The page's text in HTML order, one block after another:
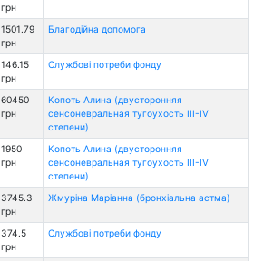
грн
1501.79
грн
Благодійна допомога
146.15
грн
Службові потреби фонду
60450
грн
Копоть Алина (двусторонняя
сенсоневральная тугоухость ІІІ-ІV
степени)
1950
грн
Копоть Алина (двусторонняя
сенсоневральная тугоухость ІІІ-ІV
степени)
3745.3
грн
Жмуріна Маріанна (бронхіальна астма)
374.5
грн
Службові потреби фонду